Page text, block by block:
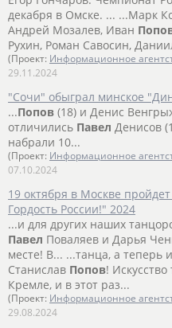
декабря в Омске. ... ...Марк
Андрей Мозалев, Иван
Рухин, Роман Савосин,
(Проект: Информационное
29.11.2024
"Сочи" обыграл минское
...Попов (18) и Денис
отличились Павел Денисов
набрали 10...
(Проект: Информационное
07.10.2024
19 октября в Москве
Гордость России!" 2024
...и для других наших
Павел Поваляев и Дарья
месте! В... ...танца, а теперь
Станислав Попов!
Кремле, и в этот раз...
(Проект: Информационное
29.08.2024